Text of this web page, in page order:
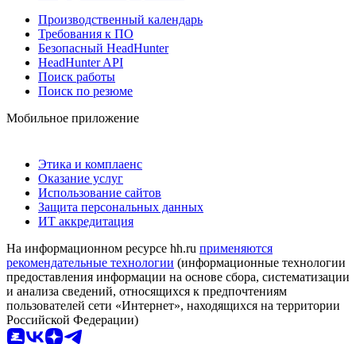
Производственный календарь
Требования к ПО
Безопасный HeadHunter
HeadHunter API
Поиск работы
Поиск по резюме
Мобильное приложение
Этика и комплаенс
Оказание услуг
Использование сайтов
Защита персональных данных
ИТ аккредитация
На информационном ресурсе hh.ru применяются
рекомендательные технологии (информационные технологии
предоставления информации на основе сбора, систематизации
и анализа сведений, относящихся к предпочтениям
пользователей сети «Интернет», находящихся на территории
Российской Федерации)